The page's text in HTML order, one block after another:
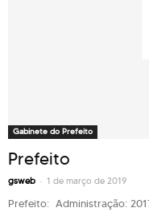
Gabinete do Prefeito
Prefeito
gsweb - 1 de março de 2019
Prefeito: Administração: